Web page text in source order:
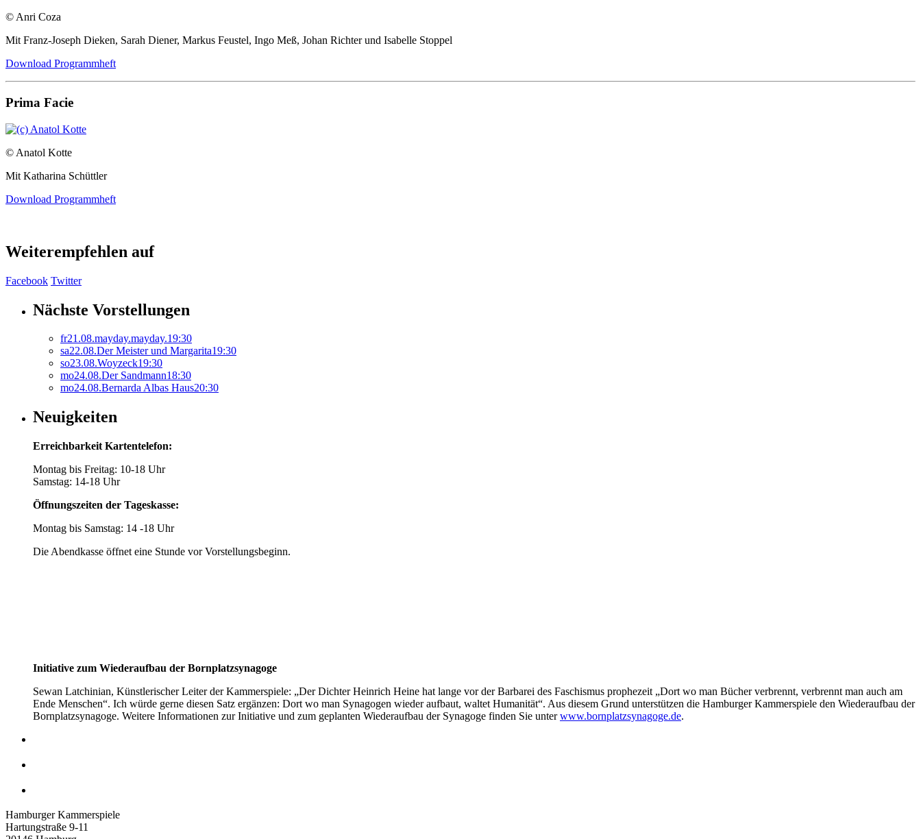
© Anri Coza
Mit Franz-Joseph Dieken, Sarah Diener, Markus Feustel, Ingo Meß, Johan Richter und Isabelle Stoppel
Download Programmheft
Prima Facie
© Anatol Kotte
Mit Katharina Schüttler
Download Programmheft
Weiterempfehlen auf
Facebook Twitter
Nächste Vorstellungen
fr21.08.mayday.mayday.19:30
sa22.08.Der Meister und Margarita19:30
so23.08.Woyzeck19:30
mo24.08.Der Sandmann18:30
mo24.08.Bernarda Albas Haus20:30
Neuigkeiten
Erreichbarkeit Kartentelefon:
Montag bis Freitag: 10-18 Uhr
Samstag: 14-18 Uhr
Öffnungszeiten der Tageskasse:
Montag bis Samstag: 14 -18 Uhr
Die Abendkasse öffnet eine Stunde vor Vorstellungsbeginn.
Initiative zum Wiederaufbau der Bornplatzsynagoge
Sewan Latchinian, Künstlerischer Leiter der Kammerspiele: „Der Dichter Heinrich Heine hat lange vor der Barbarei des Faschismus prophezeit „Dort wo man Bücher verbrennt, verbrennt man auch am
Ende Menschen“. Ich würde gerne diesen Satz ergänzen: Dort wo man Synagogen wieder aufbaut, waltet Humanität“. Aus diesem Grund unterstützen die Hamburger Kammerspiele den Wiederaufbau der
Bornplatzsynagoge. Weitere Informationen zur Initiative und zum geplanten Wiederaufbau der Synagoge finden Sie unterwww.bornplatzsynagoge.de.
Hamburger Kammerspiele
Hartungstraße 9-11